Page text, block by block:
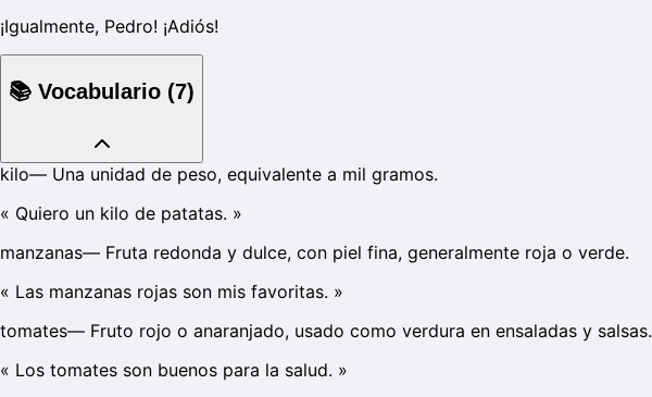
¡Igualmente, Pedro! ¡Adiós!
📚 Vocabulario (7)
kilo— Una unidad de peso, equivalente a mil gramos.
« Quiero un kilo de patatas. »
manzanas— Fruta redonda y dulce, con piel fina, generalmente roja o verde.
« Las manzanas rojas son mis favoritas. »
tomates— Fruto rojo o anaranjado, usado como verdura en ensaladas y salsas.
« Los tomates son buenos para la salud. »